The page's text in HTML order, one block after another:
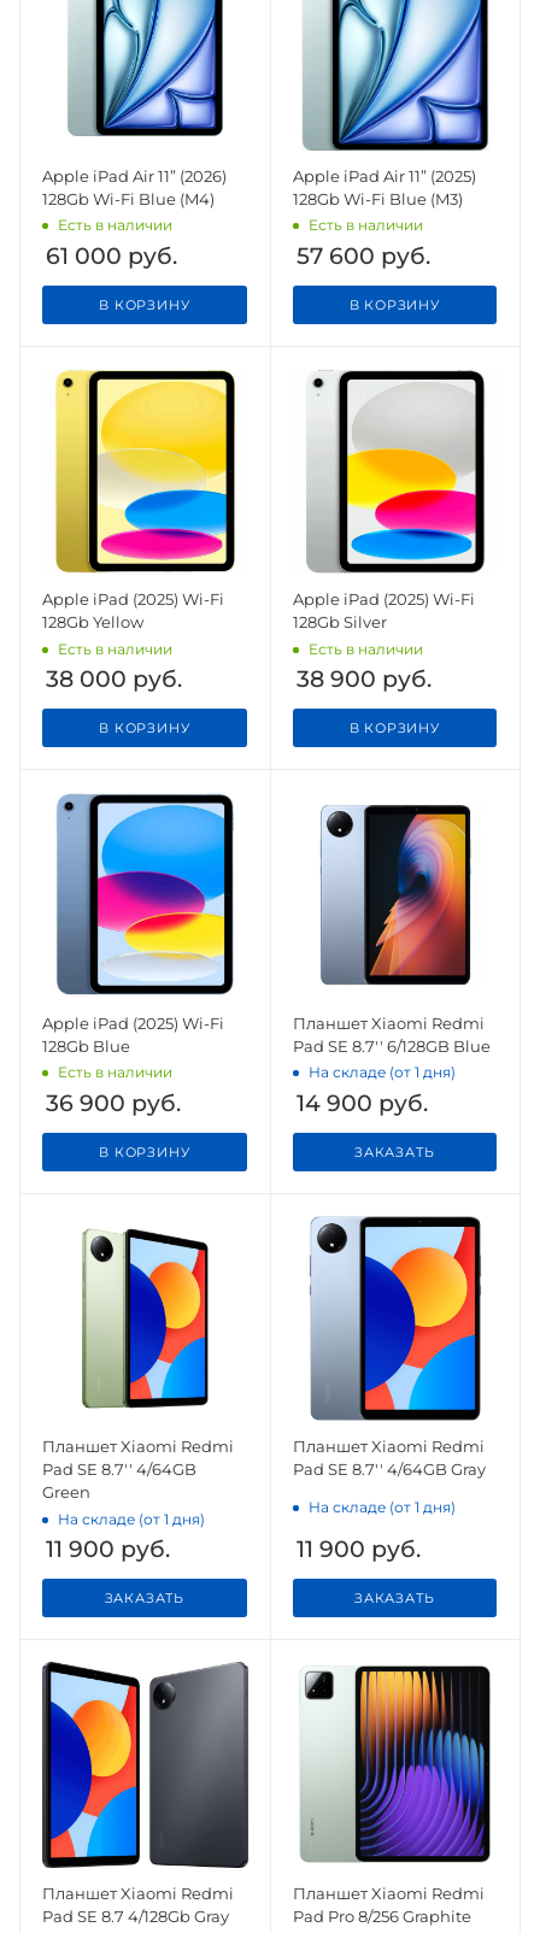
Apple iPad Air 11” (2026)
128Gb Wi-Fi Blue (M4)
Есть в наличии
61 000 руб.
В КОРЗИНУ
Apple iPad Air 11” (2025)
128Gb Wi-Fi Blue (M3)
Есть в наличии
57 600 руб.
В КОРЗИНУ
Apple iPad (2025) Wi-Fi
128Gb Yellow
Есть в наличии
38 000 руб.
В КОРЗИНУ
Apple iPad (2025) Wi-Fi
128Gb Silver
Есть в наличии
38 900 руб.
В КОРЗИНУ
Apple iPad (2025) Wi-Fi
128Gb Blue
Есть в наличии
36 900 руб.
В КОРЗИНУ
Планшет Xiaomi Redmi
Pad SE 8.7'' 6/128GB Blue
На складе (от 1 дня)
14 900 руб.
ЗАКАЗАТЬ
Планшет Xiaomi Redmi
Pad SE 8.7'' 4/64GB
Green
На складе (от 1 дня)
11 900 руб.
ЗАКАЗАТЬ
Планшет Xiaomi Redmi
Pad SE 8.7'' 4/64GB Gray
На складе (от 1 дня)
11 900 руб.
ЗАКАЗАТЬ
Планшет Xiaomi Redmi
Pad SE 8.7 4/128Gb Gray
Планшет Xiaomi Redmi
Pad Pro 8/256 Graphite